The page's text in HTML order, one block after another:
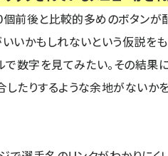
個前後と比較的多めのボタン
いかもしれないという仮説をも
で数字を見てみたい。その結果
たりするような余地がないか